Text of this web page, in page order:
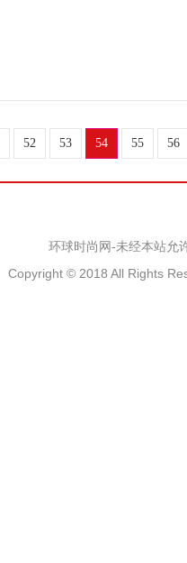
52 53 54 55 56
环球时尚网-未经本站允
Copyright © 2018 All Rights